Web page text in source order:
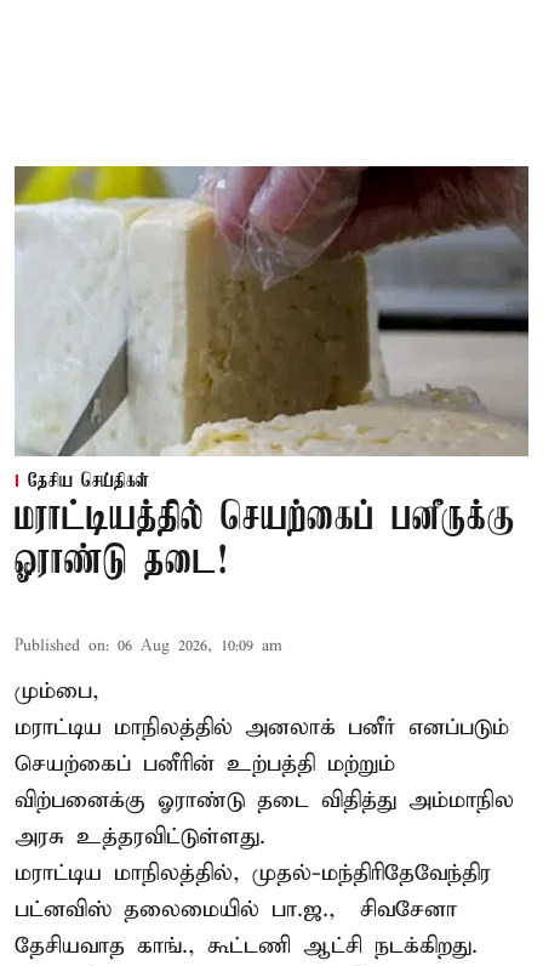
தேசிய செய்திகள்
மராட்டியத்தில் செயற்கைப் பனீருக்கு
ஓராண்டு தடை!
Published on: 06 Aug 2026, 10:09 am
மும்பை,
மராட்டிய மாநிலத்தில் அனலாக் பனீர் எனப்படும்
செயற்கைப் பனீரின் உற்பத்தி மற்றும்
விற்பனைக்கு ஓராண்டு தடை விதித்து அம்மாநில
அரசு உத்தரவிட்டுள்ளது.
மராட்டிய மாநிலத்தில், முதல்-மந்திரிதேவேந்திர
பட்னவிஸ் தலைமையில் பா.ஜ., – சிவசேனா –
தேசியவாத காங்., கூட்டணி ஆட்சி நடக்கிறது.